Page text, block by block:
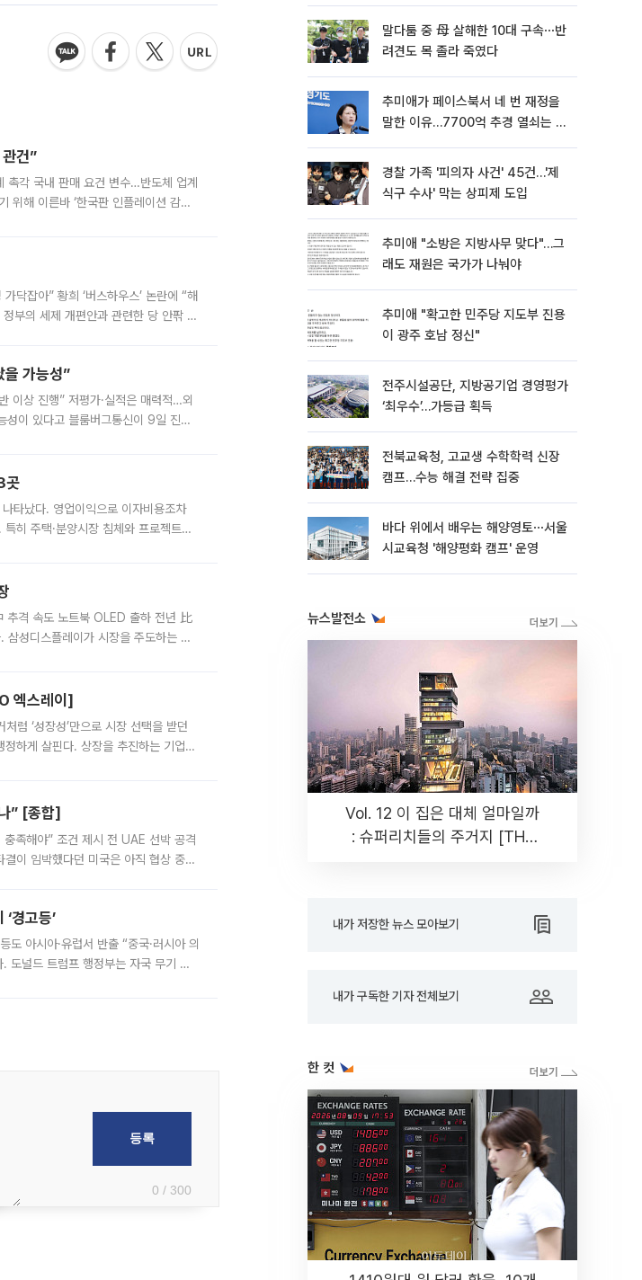
건”
촉각 국내 판매 요건 변수…반도체 업계
위해 이른바 ‘한국판 인플레이션 감축
닥잡아” 황희 ‘버스하우스’ 논란에 “해
부의 세제 개편안과 관련한 당 안팎 의
을 가능성”
이상 진행” 저평가·실적은 매력적…외
성이 있다고 블룸버그통신이 9일 진단
곳
타났다. 영업이익으로 이자비용조차
히 주택·분양시장 침체와 프로젝트파
격 속도 노트북 OLED 출하 전년 比
성디스플레이가 시장을 주도하는 가
엑스레이]
럼 ‘성장성’만으로 시장 선택을 받던
하게 살핀다. 상장을 추진하는 기업들
” [종합]
족해야” 조건 제시 전 UAE 선박 공격
이 임박했다던 미국은 아직 협상 중이
경고등’
아시아·유럽서 반출 “중국·러시아 의
도널드 트럼프 행정부는 자국 무기 공
0 / 300
말다툼 중 母 살해한 10대 구속⋯반
려견도 목 졸라 죽였다
추미애가 페이스북서 네 번 재정을
말한 이유…7700억 추경 열쇠는 도
경찰 가족 '피의자 사건' 45건…'제
식구 수사' 막는 상피제 도입
추미애 "소방은 지방사무 맞다"…그
래도 재원은 국가가 나눠야
추미애 "확고한 민주당 지도부 진용
이 광주 호남 정신"
전주시설공단, 지방공기업 경영평가
‘최우수’…가등급 획득
전북교육청, 고교생 수학학력 신장
캠프…수능 해결 전략 집중
바다 위에서 배우는 해양영토⋯서울
시교육청 '해양평화 캠프' 운영
뉴스발전소
Vol. 12 이 집은 대체 얼마일까
: 슈퍼리치들의 주거지 [THE
내가 저장한 뉴스 모아보기
내가 구독한 기자 전체보기
한 컷